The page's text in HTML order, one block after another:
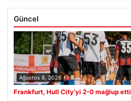
Güncel
Ağustos 8, 2026
Frankfurt, Hull City’yi 2-0 mağlup etti